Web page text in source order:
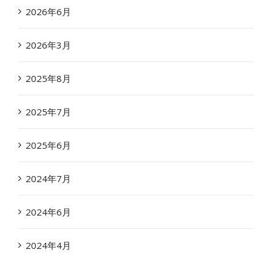
2026年6月
2026年3月
2025年8月
2025年7月
2025年6月
2024年7月
2024年6月
2024年4月